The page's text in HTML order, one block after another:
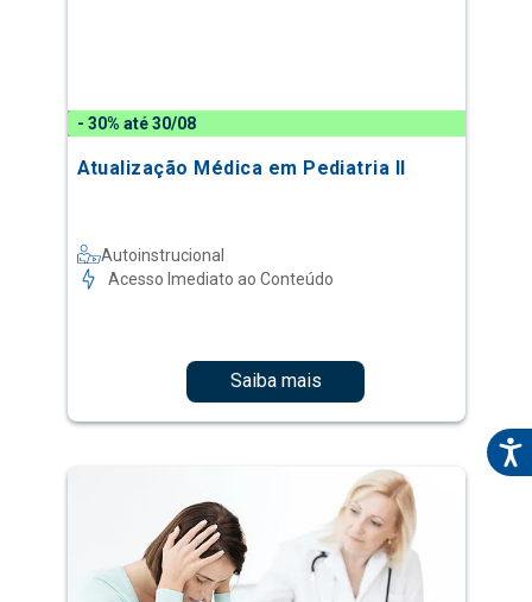
- 30% até 30/08
Atualização Médica em Pediatria II
Autoinstrucional
Acesso Imediato ao Conteúdo
Saiba mais